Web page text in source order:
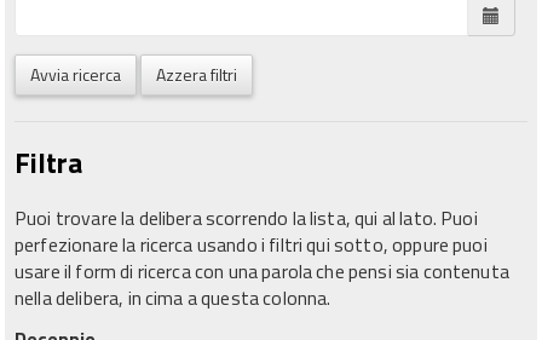
Avvia ricerca Azzera filtri
Filtra
Puoi trovare la delibera scorrendo la lista, qui al lato. Puoi
perfezionare la ricerca usando i filtri qui sotto, oppure puoi
usare il form di ricerca con una parola che pensi sia contenuta
nella delibera, in cima a questa colonna.